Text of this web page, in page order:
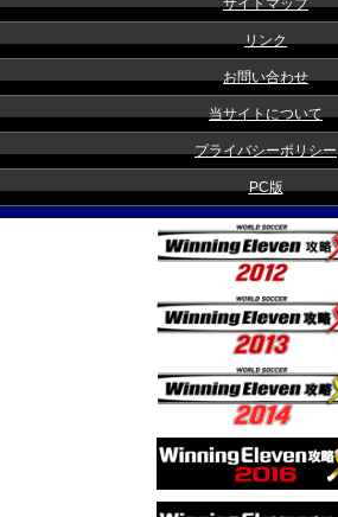
サイトマップ
リンク
お問い合わせ
当サイトについて
プライバシーポリシー
PC版